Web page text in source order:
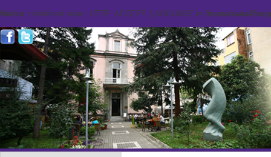
Notice: Undefined index: HTTP_ACCEPT_LANGUAGE in /home/